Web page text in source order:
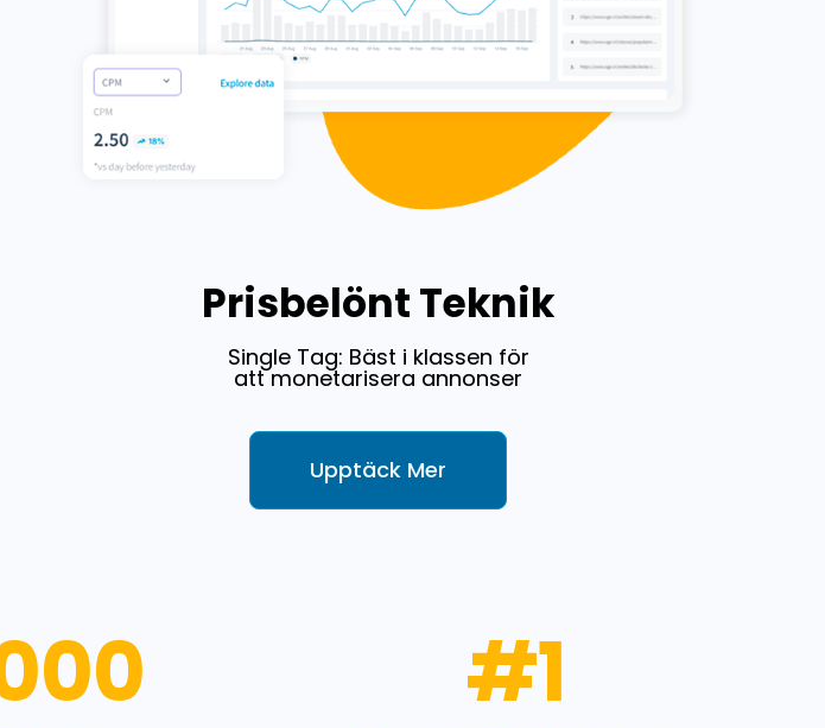
Prisbelönt Teknik
Single Tag: Bäst i klassen för
att monetarisera annonser
Upptäck Mer
#1